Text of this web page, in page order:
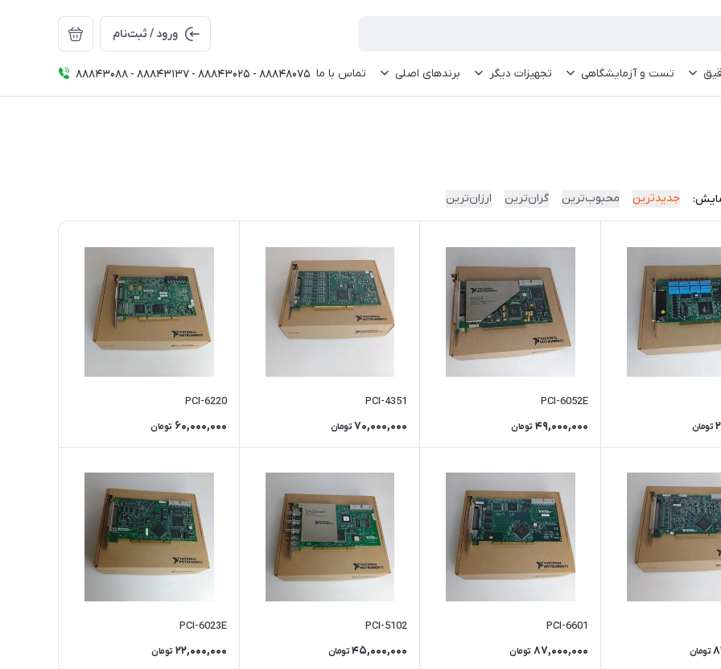
ورود / ثبت‌نام
تست و آزمایشگاهی تجهیزات دیگر برندهای اصلی تماس با ما 88843088 - 88843137 - 88843025 - 88848075
جدیدترین محبوب‌ترین گران‌ترین ارزان‌ترین
تومان
PCI-6052E
49,000,000 تومان
PCI-4351
70,000,000 تومان
PCI-6220
60,000,000 تومان
تومان
PCI-6601
87,000,000 تومان
PCI-5102
45,000,000 تومان
PCI-6023E
22,000,000 تومان